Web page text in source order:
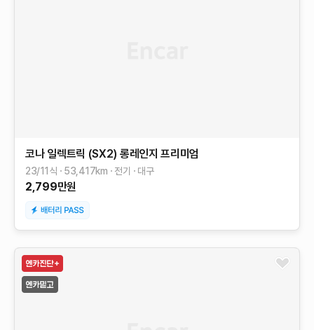
코나 일렉트릭 (SX2) 롱레인지 프리미엄
23/11식 53,417km 전기 대구
2,799만원